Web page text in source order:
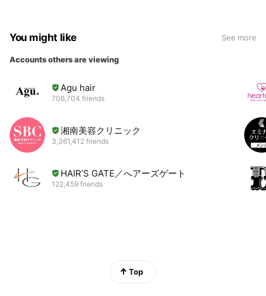
You might like See more
Accounts others are viewing
Agu hair
706,704 friends
湘南美容クリニック
3,361,412 friends
HAIR’S GATE／へアーズゲート
122,459 friends
Top